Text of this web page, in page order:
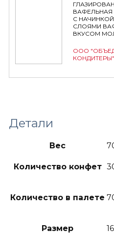
С
СЛОЯМИ
ВКУСОМ
ООО
КОНДИТЕРЫ"
Детали
Вес
Количество конфет
Количество в палете
Размер